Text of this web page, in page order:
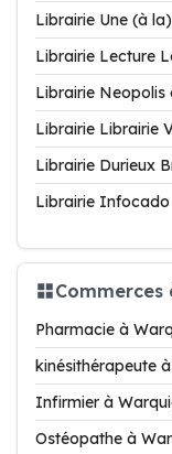
Librairie Une (à
Librairie Lecture
Librairie Neopolis
Librairie Librairie
Librairie Durieux
Librairie
Commerces
Pharmacie à
kinésithérapeute
Infirmier à
Ostéopathe à